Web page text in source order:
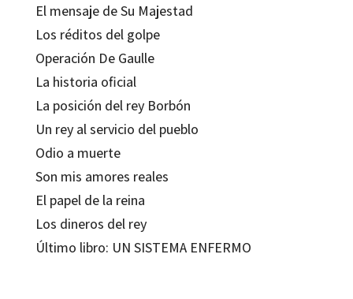
El mensaje de Su Majestad
Los réditos del golpe
Operación De Gaulle
La historia oficial
La posición del rey Borbón
Un rey al servicio del pueblo
Odio a muerte
Son mis amores reales
El papel de la reina
Los dineros del rey
Último libro: UN SISTEMA ENFERMO